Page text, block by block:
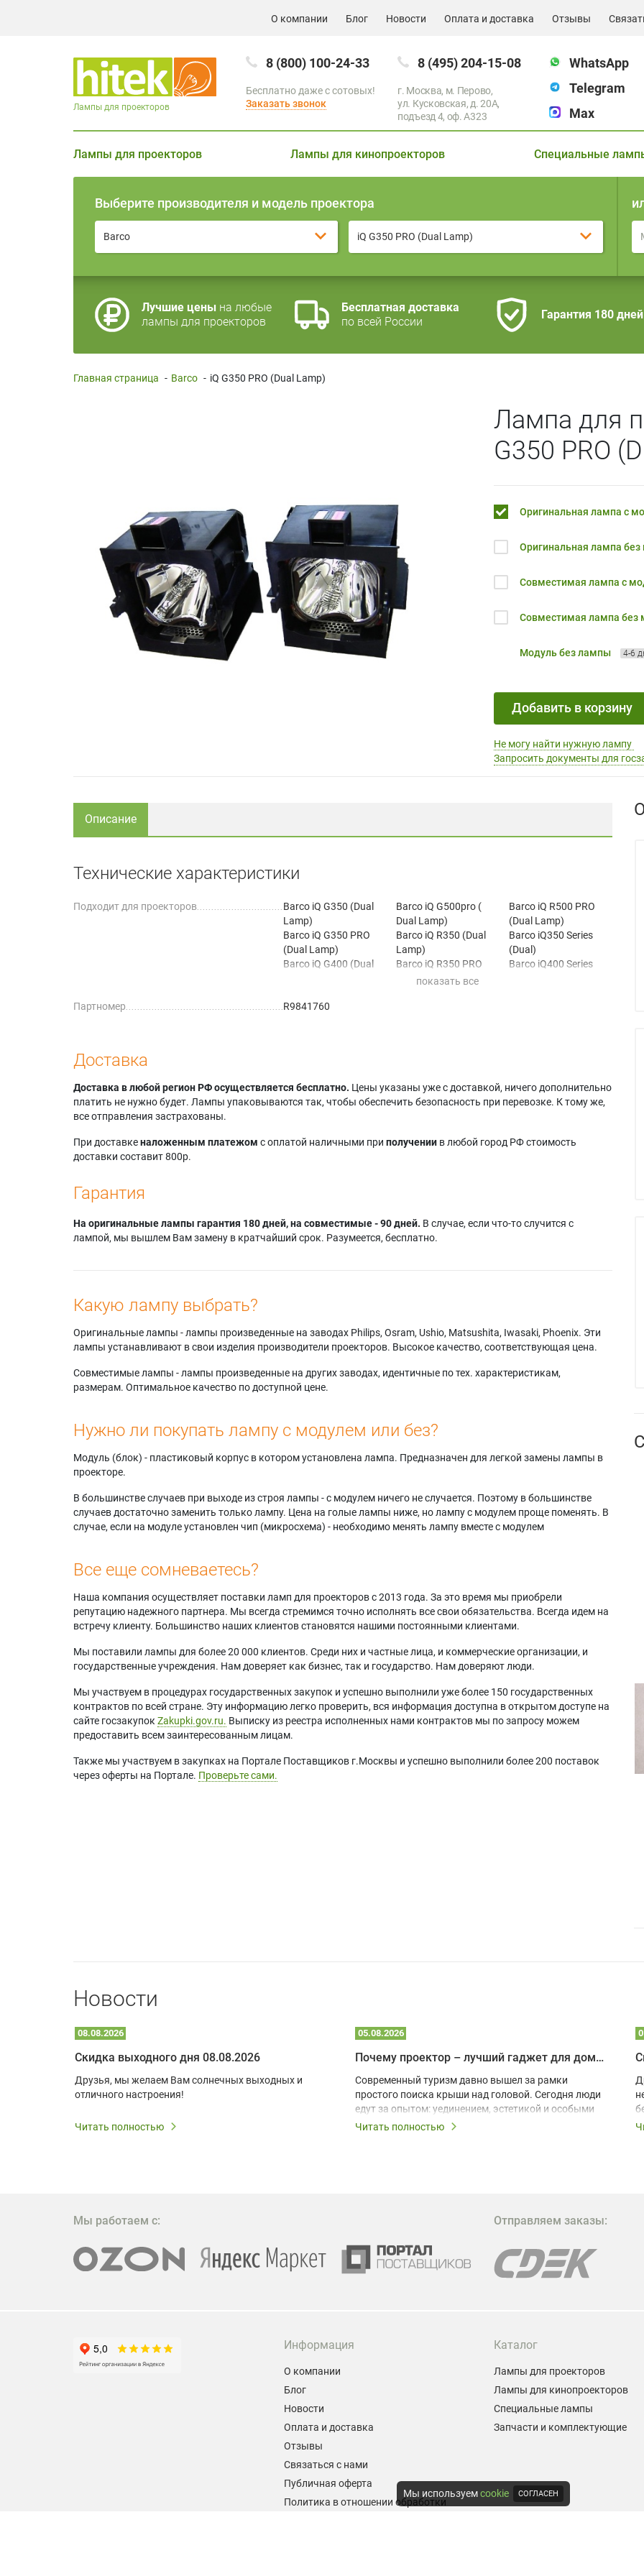
О компании Блог Новости Оплата и доставка Отзывы
8 (800) 100-24-33
Бесплатно даже с сотовых!
Заказать звонок
8 (495) 204-15-08
г. Москва, м. Перово,
ул. Кусковская, д. 20А,
подъезд 4, оф. A323
WhatsApp
Telegram
Max
Лампы для проекторов
Лампы для проекторов Лампы для кинопроекторов Специальные
Выберите производителя и модель проектора
Barco iQ G350 PRO (Dual Lamp)
Лучшие цены на любые
лампы для проекторов
Бесплатная доставка
по всей России
Гарантия 180 дней
Главная страница - Barco - iQ G350 PRO (Dual Lamp)
Лампа для
G350 PRO
Оригинальная лампа с
Оригинальная лампа без
Совместимая лампа с
Совместимая лампа без
Модуль без лампы 4-6
Добавить в корзину
Не могу найти нужную лампу
Запросить документы для
Описание
Технические характеристики
Подходит для проекторов
Barco iQ G350 (Dual
Lamp)
Barco iQ G350 PRO
(Dual Lamp)
Barco iQ G400 (Dual
(Dual Lamp)
Barco iQ G500pro (
Dual Lamp)
Barco iQ R350 (Dual
Lamp)
Barco iQ R350 PRO
(Dual Lamp)
Barco iQ R500 PRO
(Dual Lamp)
Barco iQ350 Series
(Dual)
Barco iQ400 Series
Партномер R9841760
Доставка
Доставка в любой регион РФ осуществляется бесплатно. Цены указаны уже с доставкой, ничего дополнительно
платить не нужно будет. Лампы упаковываются так, чтобы обеспечить безопасность при перевозке. К тому же,
все отправления застрахованы.
При доставкеналоженным платежом с оплатой наличными при получении в любой город РФ стоимость
доставки составит 800р.
Гарантия
На оригинальные лампы гарантия 180 дней, на совместимые - 90 дней. В случае, если что-то случится с
лампой, мы вышлем Вам замену в кратчайший срок. Разумеется, бесплатно.
Какую лампу выбрать?
Оригинальные лампы - лампы произведенные на заводах Philips, Osram, Ushio, Matsushita, Iwasaki, Phoenix. Эти
лампы устанавливают в свои изделия производители проекторов. Высокое качество, соответствующая цена.
Совместимые лампы - лампы произведенные на других заводах, идентичные по тех. характеристикам,
размерам. Оптимальное качество по доступной цене.
Нужно ли покупать лампу с модулем или без?
Модуль (блок) - пластиковый корпус в котором установлена лампа. Предназначен для легкой замены лампы в
проекторе.
В большинстве случаев при выходе из строя лампы - с модулем ничего не случается. Поэтому в большинстве
случаев достаточно заменить только лампу. Цена на голые лампы ниже, но лампу с модулем проще поменять. В
случае, если на модуле установлен чип (микросхема) - необходимо менять лампу вместе с модулем
Все еще сомневаетесь?
Наша компания осуществляет поставки ламп для проекторов с 2013 года. За это время мы приобрели
репутацию надежного партнера. Мы всегда стремимся точно исполнять все свои обязательства. Всегда идем на
встречу клиенту. Большинство наших клиентов становятся нашими постоянными клиентами.
Мы поставили лампы для более 20 000 клиентов. Среди них и частные лица, и коммерческие организации, и
государственные учреждения. Нам доверяет как бизнес, так и государство. Нам доверяют люди.
Мы участвуем в процедурах государственных закупок и успешно выполнили уже более 150 государственных
контрактов по всей стране. Эту информацию легко проверить, вся информация доступна в открытом доступе на
сайте госзакупок Zakupki.gov.ru. Выписку из реестра исполненных нами контрактов мы по запросу можем
предоставить всем заинтересованным лицам.
Также мы участвуем в закупках на Портале Поставщиков г.Москвы и успешно выполнили более 200 поставок
через оферты на Портале. Проверьте сами.
Новости
08.08.2026
Скидка выходного дня 08.08.2026
Друзья, мы желаем Вам солнечных выходных и
отличного настроения!
Читать полностью
05.08.2026
Почему проектор – лучший гаджет для домика в глэмпинге
Современный туризм давно вышел за рамки
простого поиска крыши над головой. Сегодня люди
едут за опытом: уединением, эстетикой и особыми
ощущениями. Владельцы A-frame домов,
эффективных и бюджетных способов стать
проектора.
Читать полностью
Мы работаем с: Отправляем заказы:
Информация
О компании
Блог
Новости
Оплата и доставка
Отзывы
Связаться с нами
Публичная оферта
Политика в отношении обработки
Каталог
Лампы для проекторов
Лампы для кинопроекторов
Специальные лампы
Запчасти и комплектующие
Мы используемcookie СОГЛАСЕН